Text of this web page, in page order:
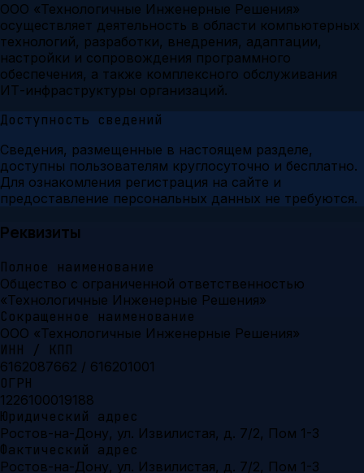
ООО «Технологичные Инженерные Решения»
осуществляет деятельность в области компьютерных
технологий, разработки, внедрения, адаптации,
настройки и сопровождения программного
обеспечения, а также комплексного обслуживания
ИТ-инфраструктуры организаций.
Доступность сведений
Сведения, размещенные в настоящем разделе,
доступны пользователям круглосуточно и бесплатно.
Для ознакомления регистрация на сайте и
предоставление персональных данных не требуются.
Реквизиты
Полное наименование
Общество с ограниченной ответственностью
«Технологичные Инженерные Решения»
Сокращенное наименование
ООО «Технологичные Инженерные Решения»
ИНН / КПП
6162087662 / 616201001
ОГРН
1226100019188
Юридический адрес
Ростов-на-Дону, ул. Извилистая, д. 7/2, Пом 1-3
Фактический адрес
Ростов-на-Дону, ул. Извилистая, д. 7/2, Пом 1-3